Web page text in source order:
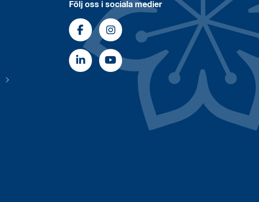
Följ oss i sociala medier